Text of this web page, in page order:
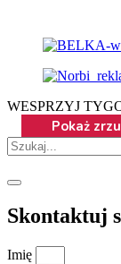
WESPRZYJ
Skontaktuj
Imię